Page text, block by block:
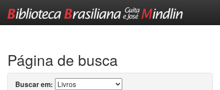
Página de busca
Buscar em: